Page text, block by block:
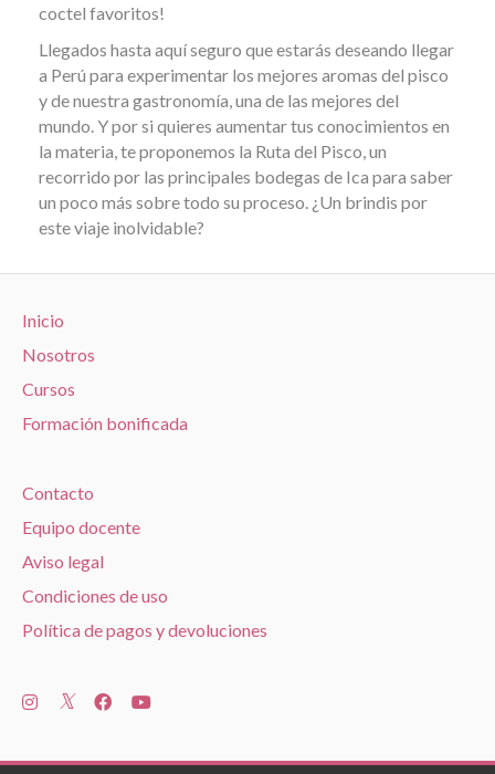
coctel favoritos!
Llegados hasta aquí seguro que estarás deseando llegar
a Perú para experimentar los mejores aromas del pisco
y de nuestra gastronomía, una de las mejores del
mundo. Y por si quieres aumentar tus conocimientos en
la materia, te proponemos la Ruta del Pisco, un
recorrido por las principales bodegas de Ica para saber
un poco más sobre todo su proceso. ¿Un brindis por
este viaje inolvidable?
Inicio
Nosotros
Cursos
Formación bonificada
Contacto
Equipo docente
Aviso legal
Condiciones de uso
Política de pagos y devoluciones